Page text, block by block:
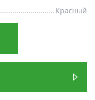
Красный